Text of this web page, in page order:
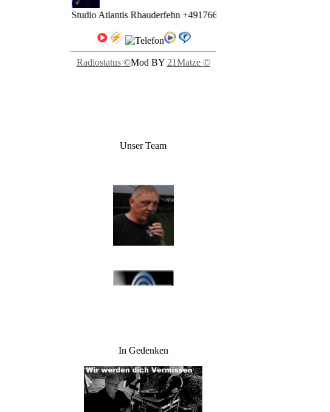
Team SAR Studio Atlantis Rhauderfehn +4917663620222 | Studio Atlantis
Radiostatus ©Mod BY 21Matze ©
Unser Team
In Gedenken